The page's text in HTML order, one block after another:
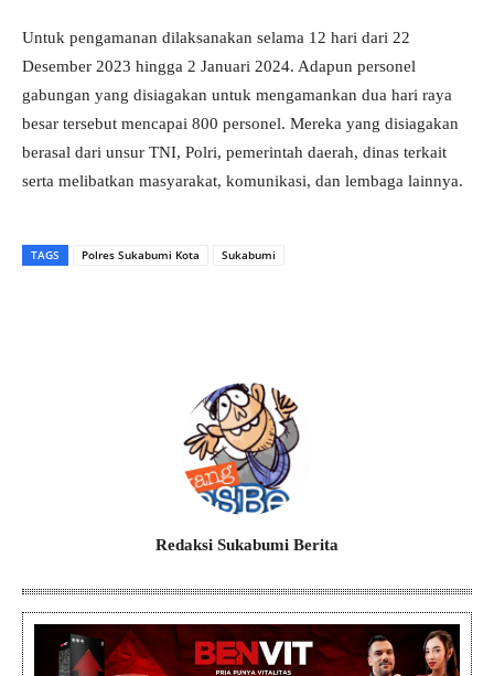
Untuk pengamanan dilaksanakan selama 12 hari dari 22
Desember 2023 hingga 2 Januari 2024. Adapun personel
gabungan yang disiagakan untuk mengamankan dua hari raya
besar tersebut mencapai 800 personel. Mereka yang disiagakan
berasal dari unsur TNI, Polri, pemerintah daerah, dinas terkait
serta melibatkan masyarakat, komunikasi, dan lembaga lainnya.
TAGS Polres Sukabumi Kota Sukabumi
Redaksi Sukabumi Berita